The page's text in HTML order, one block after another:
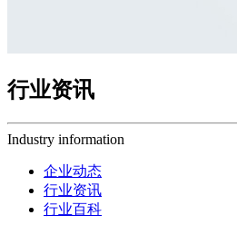
行业资讯
Industry information
企业动态
行业资讯
行业百科